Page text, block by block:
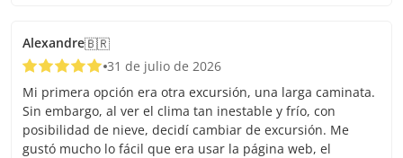
Alexandre🇧🇷
31 de julio de 2026
Mi primera opción era otra excursión, una larga caminata.
Sin embargo, al ver el clima tan inestable y frío, con
posibilidad de nieve, decidí cambiar de excursión. Me
gustó mucho lo fácil que era usar la página web, el